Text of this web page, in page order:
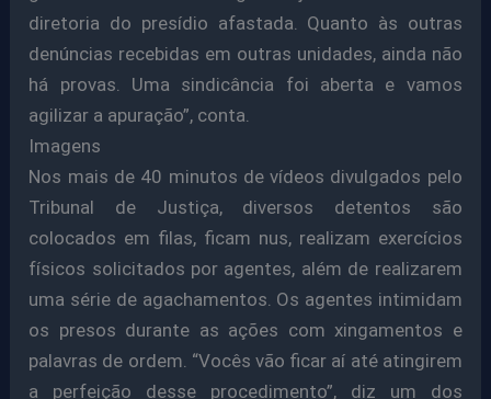
diretoria do presídio afastada. Quanto às outras
denúncias recebidas em outras unidades, ainda não
há provas. Uma sindicância foi aberta e vamos
agilizar a apuração”, conta.
Imagens
Nos mais de 40 minutos de vídeos divulgados pelo
Tribunal de Justiça, diversos detentos são
colocados em filas, ficam nus, realizam exercícios
físicos solicitados por agentes, além de realizarem
uma série de agachamentos. Os agentes intimidam
os presos durante as ações com xingamentos e
palavras de ordem. “Vocês vão ficar aí até atingirem
a perfeição desse procedimento”, diz um dos